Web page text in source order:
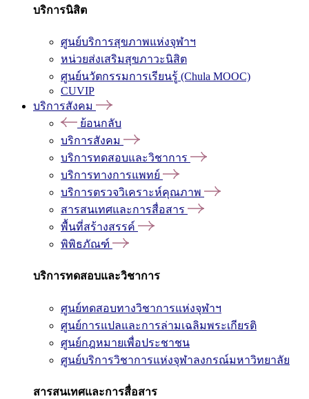
บริการนิสิต
ศูนย์บริการสุขภาพแห่งจุฬาฯ
หน่วยส่งเสริมสุขภาวะนิสิต
ศูนย์นวัตกรรมการเรียนรู้ (Chula MOOC)
CUVIP
บริการสังคม
ย้อนกลับ
บริการสังคม
บริการทดสอบและวิชาการ
บริการทางการแพทย์
บริการตรวจวิเคราะห์คุณภาพ
สารสนเทศและการสื่อสาร
พื้นที่สร้างสรรค์
พิพิธภัณฑ์
บริการทดสอบและวิชาการ
ศูนย์ทดสอบทางวิชาการแห่งจุฬาฯ
ศูนย์การแปลและการล่ามเฉลิมพระเกียรติ
ศูนย์กฎหมายเพื่อประชาชน
ศูนย์บริการวิชาการแห่งจุฬาลงกรณ์มหาวิทยาลัย
สารสนเทศและการสื่อสาร